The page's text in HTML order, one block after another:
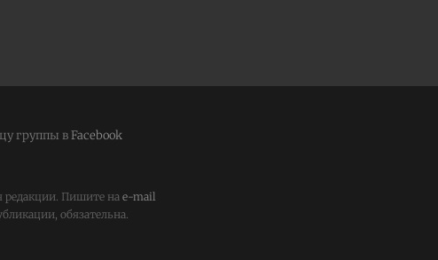
группы вFacebook
редакции. Пишите на e-mail
обязательна.